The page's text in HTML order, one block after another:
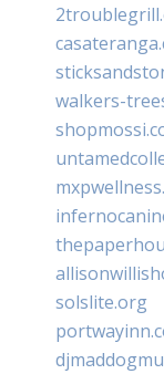
walkers-
solslite.org